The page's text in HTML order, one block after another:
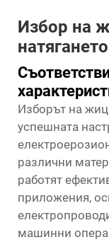
Избор на
Изборът на
успешната
различни
работят
приложения,
машинни